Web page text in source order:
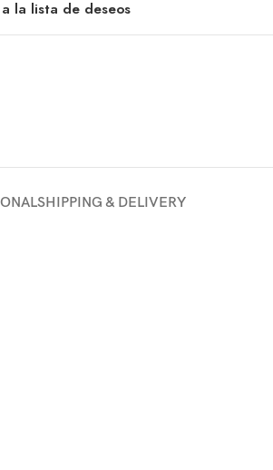
la lista de deseos
SHIPPING & DELIVERY